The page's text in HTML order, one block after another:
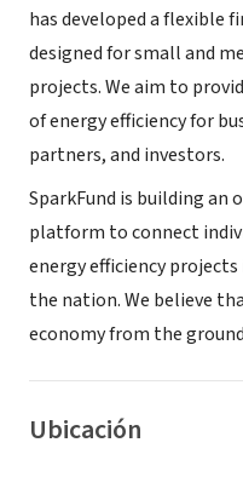
has developed a flexible
designed for small and
projects. We aim to
of energy efficiency for
partners, and investors.
SparkFund is building
platform to connect
energy efficiency
the nation. We believe
economy from the
Ubicación